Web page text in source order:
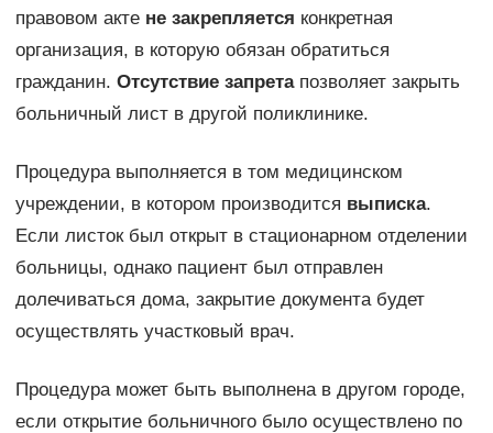
правовом акте не закрепляется конкретная
организация, в которую обязан обратиться
гражданин. Отсутствие запретапозволяет закрыть
больничный лист в другой поликлинике.
Процедура выполняется в том медицинском
учреждении, в котором производится выписка.
Если листок был открыт в стационарном отделении
больницы, однако пациент был отправлен
долечиваться дома, закрытие документа будет
осуществлять участковый врач.
Процедура может быть выполнена в другом городе,
если открытие больничного было осуществлено по